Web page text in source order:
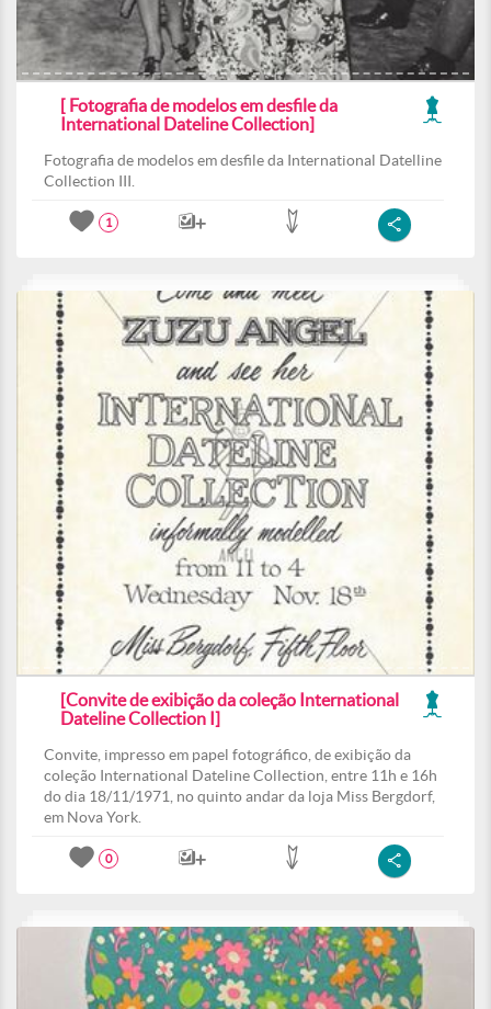
[ Fotografia de modelos em desfile da
International Dateline Collection]
Fotografia de modelos em desfile da International Datelline
Collection III.
1
[Convite de exibição da coleção International
Dateline Collection I]
Convite, impresso em papel fotográfico, de exibição da
coleção International Dateline Collection, entre 11h e 16h
do dia 18/11/1971, no quinto andar da loja Miss Bergdorf,
em Nova York.
0